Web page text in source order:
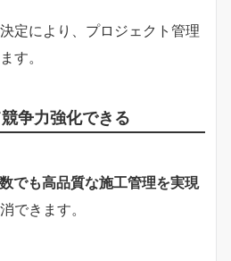
定により、プロジェクト管理
す。
争力強化できる
でも高品質な施工管理を実現
できます。